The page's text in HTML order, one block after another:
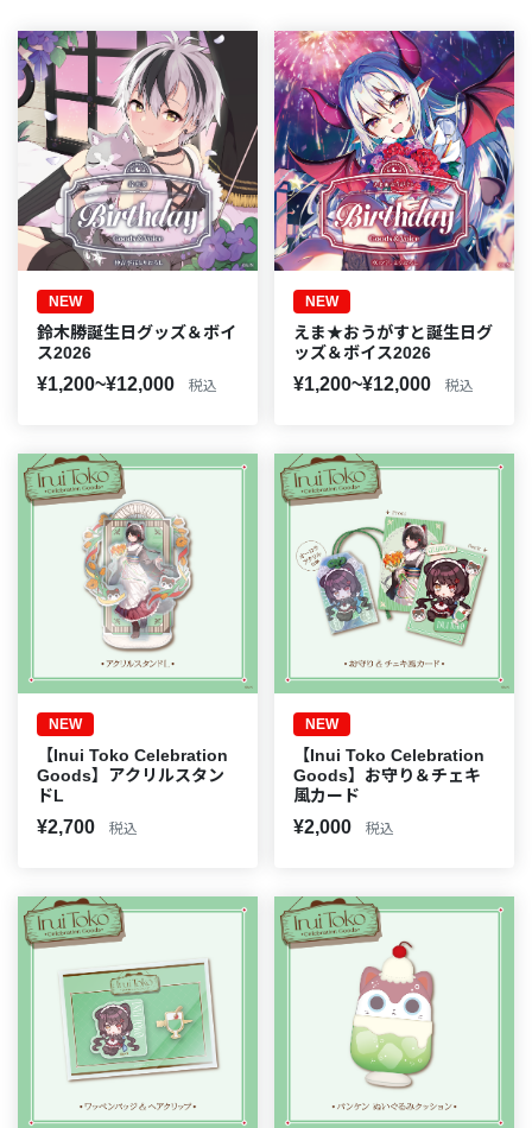
NEW
鈴木勝誕生日グッズ＆ボイ
ス2026
¥1,200~¥12,000 税込
NEW
えま★おうがすと誕生日グ
ッズ＆ボイス2026
¥1,200~¥12,000 税込
NEW
【Inui Toko Celebration
Goods】アクリルスタン
ドL
¥2,700 税込
NEW
【Inui Toko Celebration
Goods】お守り＆チェキ
風カード
¥2,000 税込